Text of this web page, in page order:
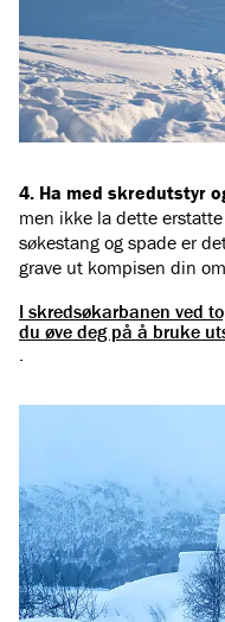
4. Ha med skredutstyr
men ikke la dette
søkestang og spade er
grave ut kompisen din
I skredsøkarbanen ved
du øve deg på å bruke